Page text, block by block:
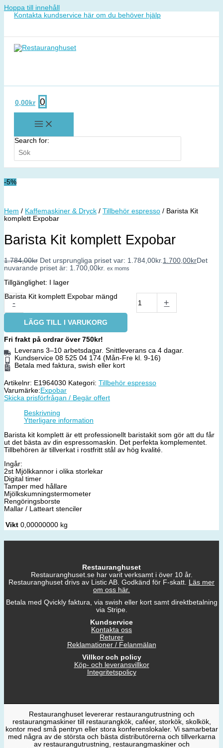
Hoppa till innehåll
Kontakta kundservice här om du behöver hjälp
0,00 kr 0
Search for:
-5%
Hem / Kaffemaskiner & Dryck / Tillbehör espresso / Barista Kit
komplett Expobar
Barista Kit komplett Expobar
1.784,00kr Det ursprungliga priset var: 1.784,00kr. 1.700,00krDet
nuvarande priset är: 1.700,00kr. ex moms
Tillgänglighet: I lager
-
Barista Kit komplett Expobar mängd
+
LÄGG TILL I VARUKORG
Fri frakt på ordrar över 750kr!
Leverans 3–10 arbetsdagar. Snittleverans ca 4 dagar.
Kundservice 08 525 04 174 (Mån-Fre kl. 9-16)
Betala med faktura, swish eller kort
Artikelnr: E1964030 Kategori: Tillbehör espresso
Varumärke: Expobar
Skicka prisförfrågan / Begär offert
Beskrivning
Ytterligare information
Barista kit komplett är ett professionellt baristakit som gör att du får
ut det bästa av din espressomaskin. Det perfekta komplementet.
Tillbehören är tillverkat i rostfritt stål av hög kvalité.
Ingår:
2st Mjölkkannor i olika storlekar
Digital timer
Tamper med hållare
Mjölkskumningstermometer
Rengöringsborste
Mallar / Latteart stenciler
Vikt 0,00000000 kg
Restauranghuset
Restauranghuset.se har varit verksamt i över 10 år.
Restauranghuset drivs av Listic AB. Godkänd för F-skatt. Läs mer
om oss här.
Betala med Qvickly faktura, via swish eller kort samt direktbetalning
via Stripe.
Kundservice
Kontakta oss
Returer
Reklamationer / Felanmälan
Villkor och policy
Köp- och leveransvillkor
Integritetspolicy
Restauranghuset levererar restaurangutrustning och
restaurangmaskiner till restaurangkök, caféer, storkök, skolkök,
kontor med små pentryn eller stora konferenslokaler. Vi samarbetar
med några av de största och bästa distributörerna och tillverkarna
av restaurangutrustning, restaurangmaskiner och